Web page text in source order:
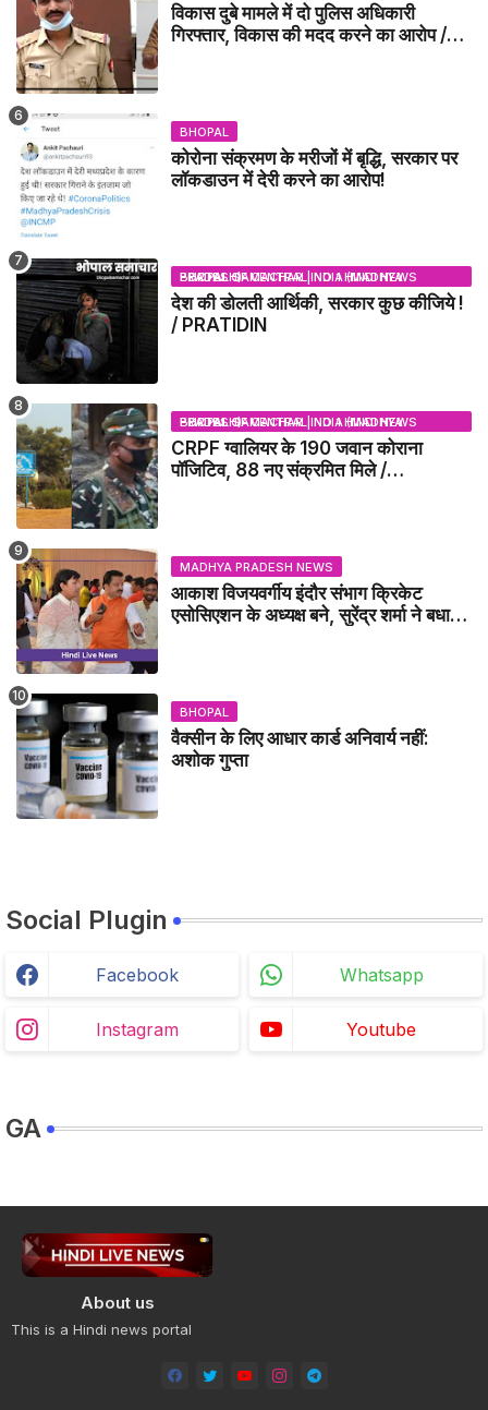
विकास दुबे मामले में दो पुलिस अधिकारी
गिरफ्तार, विकास की मदद करने का आरोप /
BHOPAL
कोरोना संक्रमण के मरीजों में बृद्धि, सरकार पर
लॉकडाउन में देरी करने का आरोप!
BHOPAL SAMACHAR | NO 1 HINDI NEWS PORTAL OF CENTRAL INDIA (MADHYA PRADESH)
देश की डोलती आर्थिकी, सरकार कुछ कीजिये !
/ PRATIDIN
BHOPAL SAMACHAR | NO 1 HINDI NEWS PORTAL OF CENTRAL INDIA (MADHYA PRADESH)
CRPF ग्वालियर के 190 जवान कोराना
पॉजिटिव, 88 नए संक्रमित मिले /
MADHYA PRADESH NEWS
आकाश विजयवर्गीय इंदौर संभाग क्रिकेट
एसोसिएशन के अध्यक्ष बने, सुरेंद्र शर्मा ने बधाई
BHOPAL
वैक्सीन के लिए आधार कार्ड अनिवार्य नहीं:
अशोक गुप्ता
Social Plugin
Facebook Whatsapp
Instagram Youtube
GA
About us
This is a Hindi news portal